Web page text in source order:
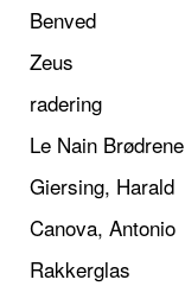
Benved
Zeus
radering
Le Nain Brødrene
Giersing, Harald
Canova, Antonio
Rakkerglas